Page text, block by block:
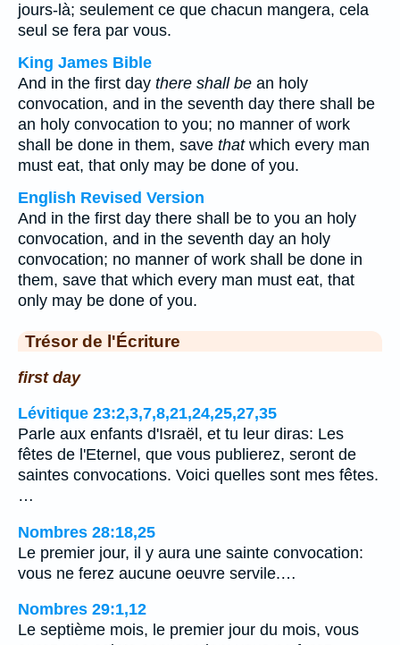
jours-là; seulement ce que chacun mangera, cela
seul se fera par vous.
King James Bible
And in the first day there shall be an holy
convocation, and in the seventh day there shall be
an holy convocation to you; no manner of work
shall be done in them, save thatwhich every man
must eat, that only may be done of you.
English Revised Version
And in the first day there shall be to you an holy
convocation, and in the seventh day an holy
convocation; no manner of work shall be done in
them, save that which every man must eat, that
only may be done of you.
Trésor de l'Écriture
first day
Lévitique 23:2,3,7,8,21,24,25,27,35
Parle aux enfants d'Israël, et tu leur diras: Les
fêtes de l'Eternel, que vous publierez, seront de
saintes convocations. Voici quelles sont mes fêtes.
…
Nombres 28:18,25
Le premier jour, il y aura une sainte convocation:
vous ne ferez aucune oeuvre servile.…
Nombres 29:1,12
Le septième mois, le premier jour du mois, vous